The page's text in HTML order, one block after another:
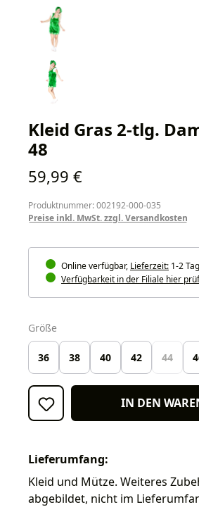
Kleid Gras 2-tlg.
48
Regulärer Preis:
59,99 €
Produktnummer: 002192-000-035
Preise inkl. MwSt. zzgl. Versandkosten
Online verfügbar, Lieferzeit: 1-2
Verfügbarkeit in der Filiale hier
Größe
36 38 40 42 44
IN DEN
Lieferumfang:
Kleid und Mütze. Weiteres
abgebildet, nicht im